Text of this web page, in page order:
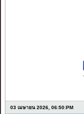
03 เมษายน 2026, 06:50:PM